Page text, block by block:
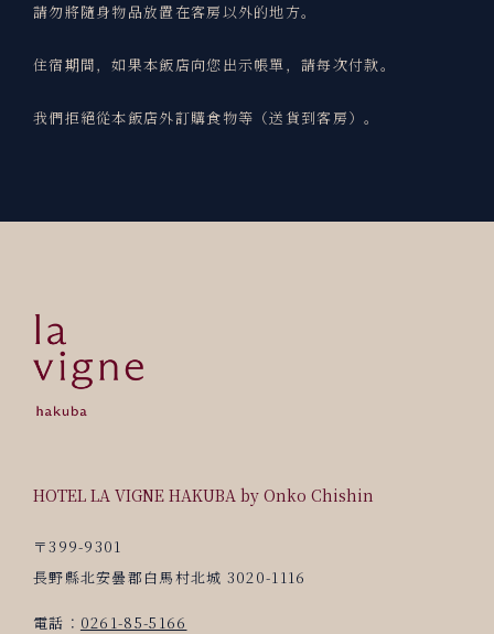
請勿將隨身物品放置在客房以外的地方。
住宿期間，如果本飯店向您出示帳單，請每次付款。
我們拒絕從本飯店外訂購食物等（送貨到客房）。
HOTEL LA VIGNE HAKUBA by Onko Chishin
〒399-9301
長野縣北安曇郡白馬村北城 3020-1116
電話： 0261-85-5166